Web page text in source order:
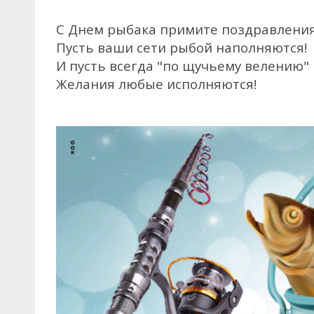
С Днем рыбака примите
Пусть ваши сети рыбой наполняются!
И пусть всегда "по щучьему велению"
Желания любые исполняются!